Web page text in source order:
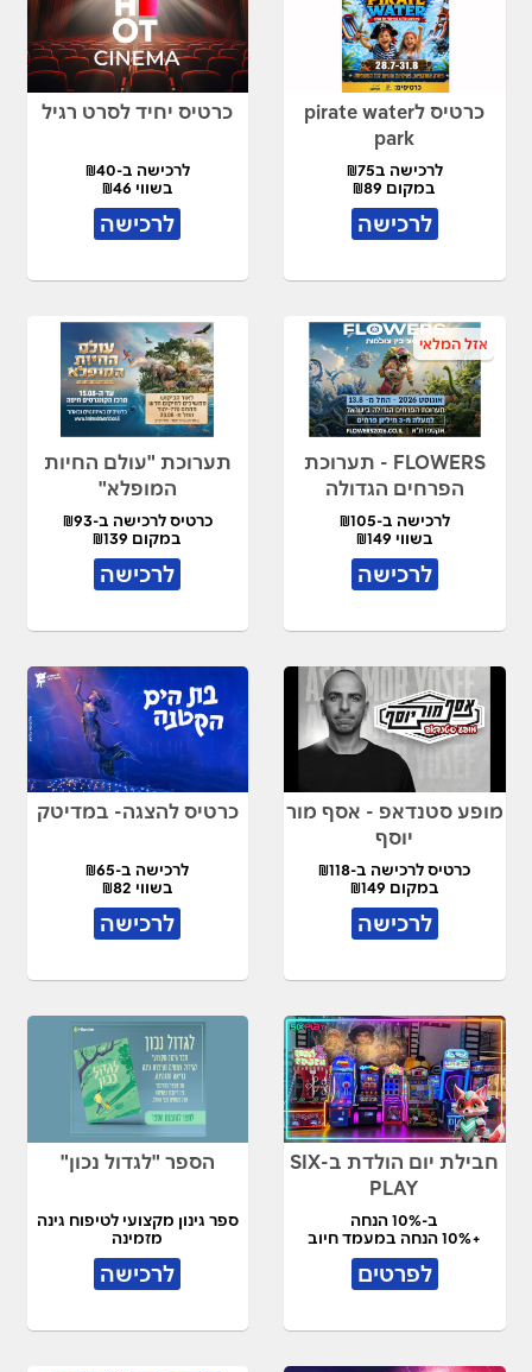
כרטיס לpirate water
park
לרכישה ב₪75
במקום ₪89
לרכישה
כרטיס יחיד לסרט רגיל
לרכישה ב-₪40
בשווי ₪46
לרכישה
FLOWERS - תערוכת
הפרחים הגדולה
לרכישה ב-₪105
בשווי ₪149
לרכישה
אזל המלאי
תערוכת "עולם החיות
המופלא"
כרטיס לרכישה ב-₪93
במקום ₪139
לרכישה
מופע סטנדאפ - אסף מור
יוסף
כרטיס לרכישה ב-₪118
במקום ₪149
לרכישה
כרטיס להצגה- במדיטק
לרכישה ב-₪65
בשווי ₪82
לרכישה
חבילת יום הולדת ב-SIX
PLAY
ב-10% הנחה
+10% הנחה במעמד חיוב
לפרטים
הספר "לגדול נכון"
ספר גינון מקצועי לטיפוח גינה
מזמינה
לרכישה